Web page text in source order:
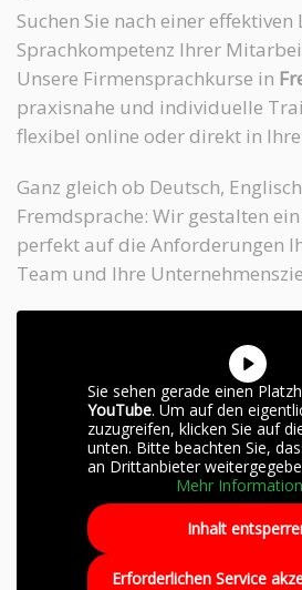
Suchen Sie nach einer
Sprachkompetenz Ihrer
Unsere Firmensprachkurse in
praxisnahe und individuelle
flexibel online oder direkt in
Ganz gleich ob Deutsch,
Fremdsprache: Wir gestalten
perfekt auf die Anforderungen
Team und Ihre
Sie sehen gerade einen
YouTube. Um auf den
zuzugreifen, klicken Sie auf
unten. Bitte beachten Sie,
an Drittanbieter
Mehr
Inhalt
Erforderlichen Service